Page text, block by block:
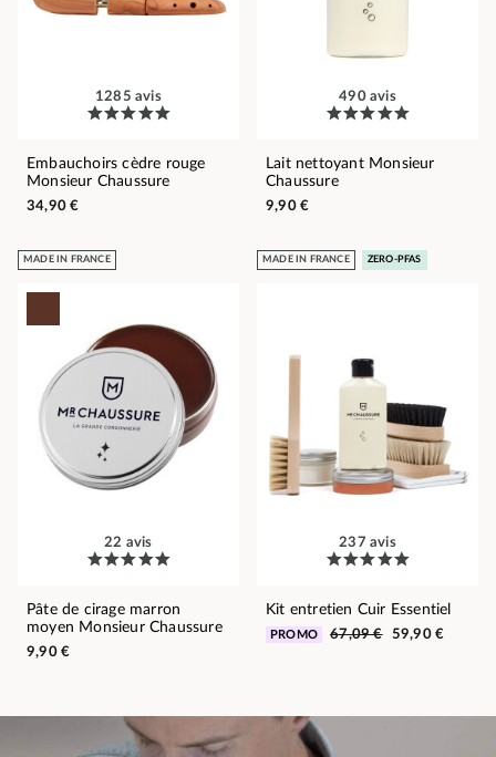
1285 avis
Embauchoirs cèdre rouge
Monsieur Chaussure
34,90 €
490 avis
Lait nettoyant Monsieur
Chaussure
9,90 €
MADE IN FRANCE
22 avis
Pâte de cirage marron
moyen Monsieur Chaussure
9,90 €
MADE IN FRANCE ZERO-PFAS
237 avis
Kit entretien Cuir Essentiel
PROMO 67,09 € 59,90 €